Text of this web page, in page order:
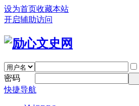
设为首页收藏本站
开启辅助访问
密码
快捷导航